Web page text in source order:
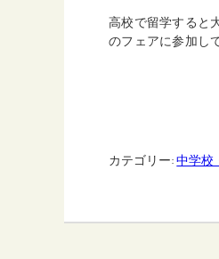
高校で留学すると
のフェアに参加し
カテゴリー:中学校